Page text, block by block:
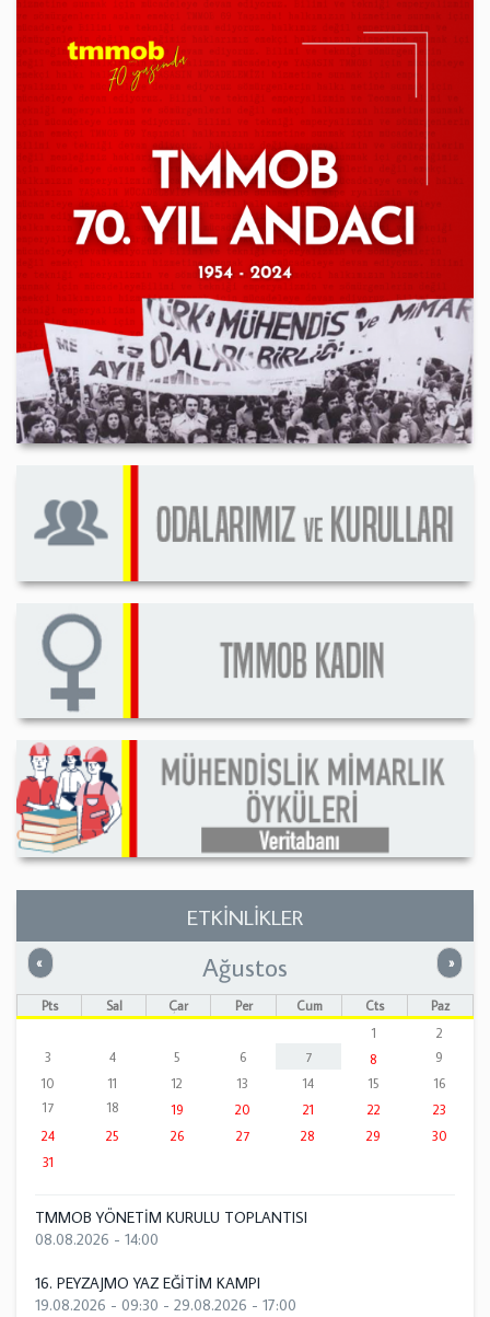
ETKİNLİKLER
« Önceki »
Ağustos
Pts Sal Çar Per Cum Cts
Paz
1
2
3
4 5 6 7 8
9
10
11 12 13 14 15
16
17
18 19 20 21 22
23
24
25 26 27 28 29
30
31
TMMOB YÖNETİM KURULU TOPLANTISI
08.08.2026 - 14:00
16. PEYZAJMO YAZ EĞİTİM KAMPI
19.08.2026 - 09:30 - 29.08.2026 - 17:00